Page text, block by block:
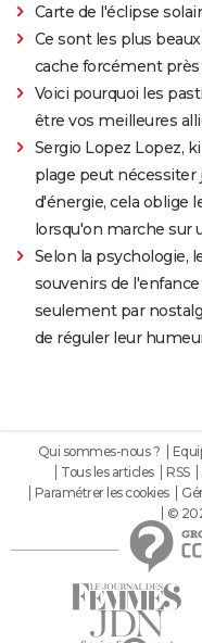
Carte de l'éclipse
Ce sont les plus
cache forcément près
Voici pourquoi les
être vos meilleures
Sergio Lopez Lopez,
plage peut nécessiter
d'énergie, cela oblige
lorsqu'on marche sur
Selon la psychologie,
souvenirs de
seulement par
de réguler leur
Qui sommes-nous ?
Tous les articles
RSS
Paramétrer les cookies
©